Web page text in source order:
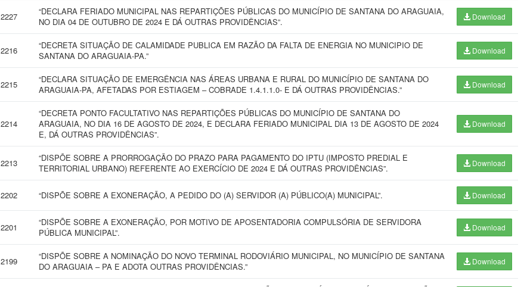
2227
“DECLARA FERIADO MUNICIPAL NAS REPARTIÇÕES PÚBLICAS DO MUNICÍPIO DE SANTANA DO ARAGUAIA,
NO DIA 04 DE OUTUBRO DE 2024 E DÁ OUTRAS PROVIDÊNCIAS”.
Download
2216
“DECRETA SITUAÇÃO DE CALAMIDADE PUBLICA EM RAZÃO DA FALTA DE ENERGIA NO MUNICIPIO DE
SANTANA DO ARAGUAIA-PA.”
Download
2215
“DECLARA SITUAÇÃO DE EMERGÊNCIA NAS ÁREAS URBANA E RURAL DO MUNICÍPIO DE SANTANA DO
ARAGUAIA-PA, AFETADAS POR ESTIAGEM – COBRADE 1.4.1.1.0- E DÁ OUTRAS PROVIDÊNCIAS.”
Download
2214
“DECRETA PONTO FACULTATIVO NAS REPARTIÇÕES PÚBLICAS DO MUNICÍPIO DE SANTANA DO
ARAGUAIA, NO DIA 16 DE AGOSTO DE 2024, E DECLARA FERIADO MUNICIPAL DIA 13 DE AGOSTO DE 2024
E, DÁ OUTRAS PROVIDÊNCIAS”.
Download
2213
“DISPÕE SOBRE A PRORROGAÇÃO DO PRAZO PARA PAGAMENTO DO IPTU (IMPOSTO PREDIAL E
TERRITORIAL URBANO) REFERENTE AO EXERCÍCIO DE 2024 E DÁ OUTRAS PROVIDÊNCIAS”.
Download
2202 “DISPÕE SOBRE A EXONERAÇÃO, A PEDIDO DO (A) SERVIDOR (A) PÚBLICO(A) MUNICIPAL”. Download
2201
“DISPÕE SOBRE A EXONERAÇÃO, POR MOTIVO DE APOSENTADORIA COMPULSÓRIA DE SERVIDORA
PÚBLICA MUNICIPAL”.
Download
2199
“DISPÕE SOBRE A NOMINAÇÃO DO NOVO TERMINAL RODOVIÁRIO MUNICIPAL, NO MUNICÍPIO DE SANTANA
DO ARAGUAIA – PA E ADOTA OUTRAS PROVIDÊNCIAS.”
Download